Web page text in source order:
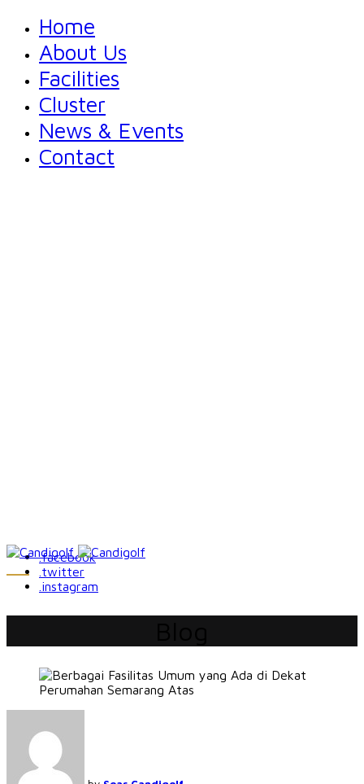
Home
About Us
Facilities
Cluster
News & Events
Contact
.facebook
.twitter
.instagram